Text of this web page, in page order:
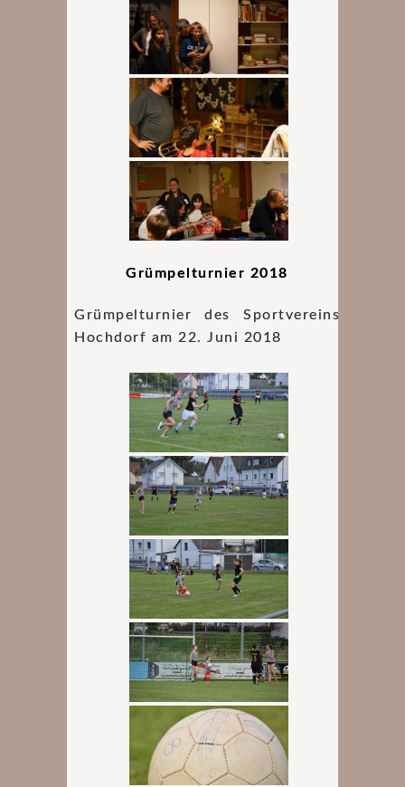
Grümpelturnier 2018
Grümpelturnier des Sportvereins
Hochdorf am 22. Juni 2018